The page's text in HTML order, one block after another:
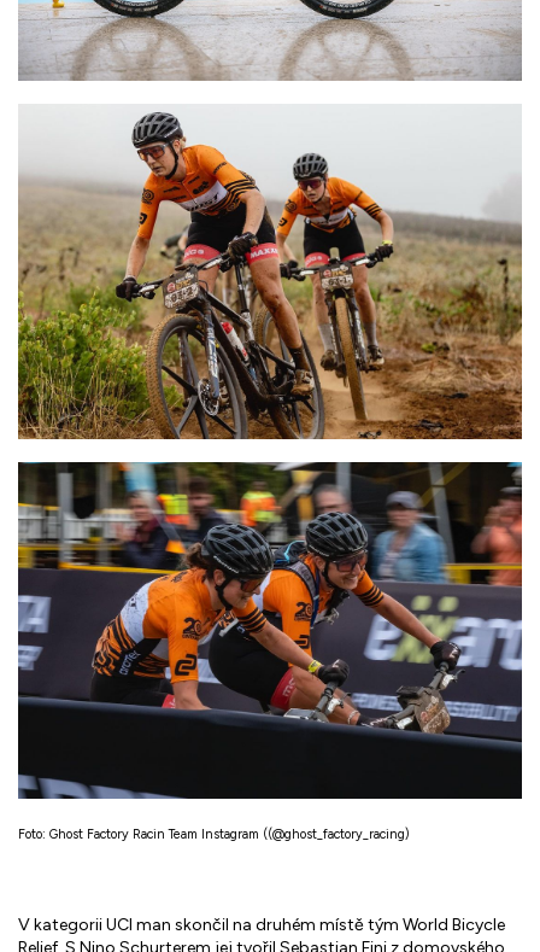
Foto: Ghost Factory Racin Team Instagram ((@ghost_factory_racing)
V kategorii UCI man skončil na druhém místě tým World Bicycle